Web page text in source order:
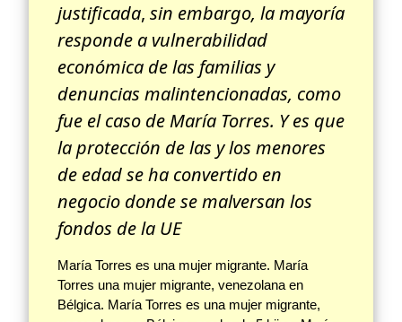
justificada, sin embargo, la mayoría
responde a vulnerabilidad
económica de las familias y
denuncias malintencionadas, como
fue el caso de María Torres. Y es que
la protección de las y los menores
de edad se ha convertido en
negocio donde se malversan los
fondos de la UE
María Torres es una mujer migrante. María
Torres una mujer migrante, venezolana en
Bélgica. María Torres es una mujer migrante,